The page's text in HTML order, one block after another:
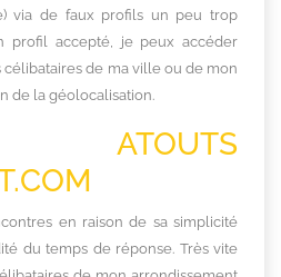
via de faux profils un peu trop
profil accepté, je peux accéder
de ma ville ou de mon
de la géolocalisation.
en raison de sa simplicité
du temps de réponse. Très vite